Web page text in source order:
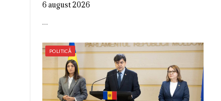
6 august 2026
…
POLITICĂ